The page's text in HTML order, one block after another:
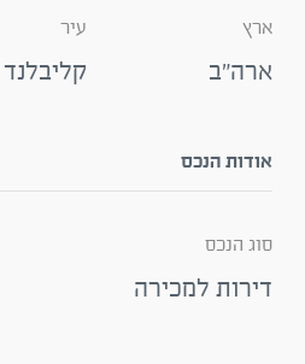
ארץ
ארה"ב
עיר
קליבלנד
אודות הנכס
סוג הנכס
דירות למכירה